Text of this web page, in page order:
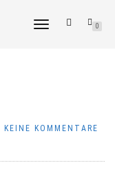
NAVIGATION
0
KEINE KOMMENTARE